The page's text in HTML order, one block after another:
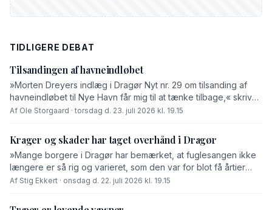
TIDLIGERE DEBAT
Tilsandingen af havneindløbet
»Morten Dreyers indlæg i Dragør Nyt nr. 29 om tilsanding af
havneindløbet til Nye Havn får mig til at tænke tilbage,« skriver
Ole Storgaard i dette debatindlæg.
Af Ole Storgaard · torsdag d. 23. juli 2026 kl. 19.15
Krager og skader har taget overhånd i Dragør
»Mange borgere i Dragør har bemærket, at fuglesangen ikke
længere er så rig og varieret, som den var for blot få årtier
siden. En væsentlig årsag er den markante øgning i bestanden
Af Stig Ekkert · onsdag d. 22. juli 2026 kl. 19.15